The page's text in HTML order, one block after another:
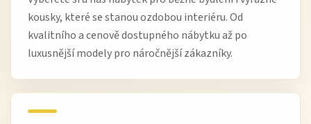
kousky, které se stanou ozdobou interiéru. Od
kvalitního a cenově dostupného nábytku až po
luxusnější modely pro náročnější zákazníky.